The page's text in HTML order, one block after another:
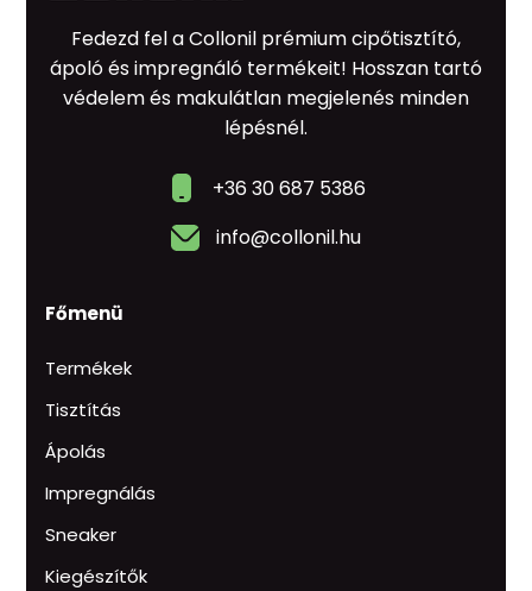
Fedezd fel a Collonil prémium cipőtisztító,
ápoló és impregnáló termékeit! Hosszan tartó
védelem és makulátlan megjelenés minden
lépésnél.
+36 30 687 5386
info@collonil.hu
Főmenü
Termékek
Tisztítás
Ápolás
Impregnálás
Sneaker
Kiegészítők